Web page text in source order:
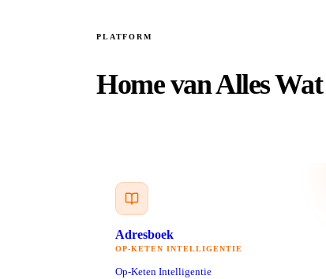
PLATFORM
Home van Alles
Adresboek
OP-KETEN INTELLIGENTIE
Op-Keten Intelligentie